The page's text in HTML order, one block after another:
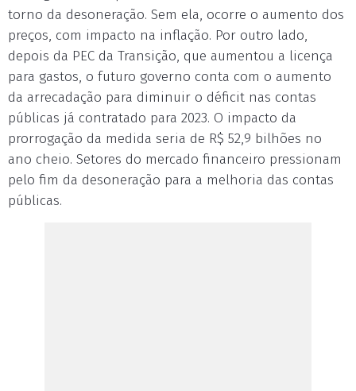
torno da desoneração. Sem ela, ocorre o aumento dos
preços, com impacto na inflação. Por outro lado,
depois da PEC da Transição, que aumentou a licença
para gastos, o futuro governo conta com o aumento
da arrecadação para diminuir o déficit nas contas
públicas já contratado para 2023. O impacto da
prorrogação da medida seria de R$ 52,9 bilhões no
ano cheio. Setores do mercado financeiro pressionam
pelo fim da desoneração para a melhoria das contas
públicas.